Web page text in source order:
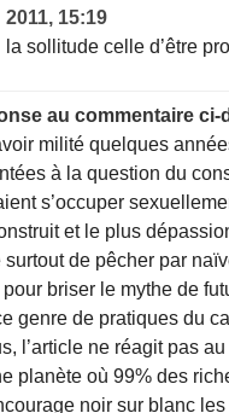
2011, 15:19
la sollitude celle d’être
au commentaire ci-
milité quelques
à la question du
s’occuper
et le plus
surtout de pêcher par
briser le mythe de
genre de pratiques du
l’article ne réagit pas
planète où 99% des
noir sur blanc